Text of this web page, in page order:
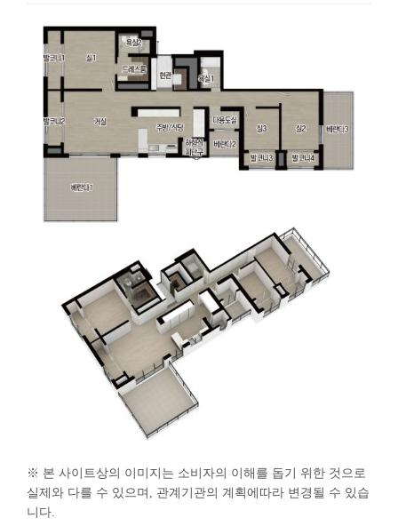
※ 본 사이트상의 이미지는 소비자의 이해를 돕기 위한 것으로
실제와 다를 수 있으며, 관계기관의 계획에따라 변경될 수 있습
니다.